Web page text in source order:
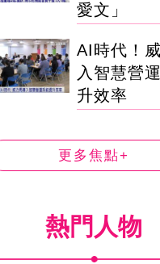
愛文」
AI時代！
入智慧營
升效率
更多焦點+
熱門人物